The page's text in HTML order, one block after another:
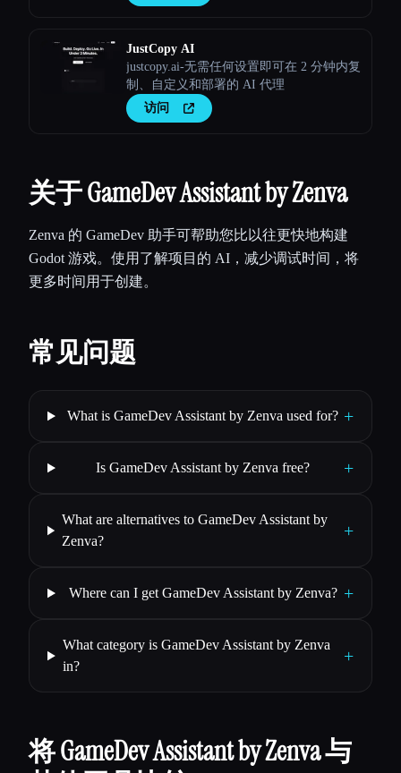
JustCopy AI
justcopy.ai-无需任何设置即可在 2 分钟内复
制、自定义和部署的 AI 代理
访问
关于 GameDev Assistant by Zenva
Zenva 的 GameDev 助手可帮助您比以往更快地构建
Godot 游戏。使用了解项目的 AI，减少调试时间，将
更多时间用于创建。
常见问题
What is GameDev Assistant by Zenva used for? +
Is GameDev Assistant by Zenva free? +
What are alternatives to GameDev Assistant by
Zenva?
+
Where can I get GameDev Assistant by Zenva? +
What category is GameDev Assistant by Zenva
in?
+
将 GameDev Assistant by Zenva 与